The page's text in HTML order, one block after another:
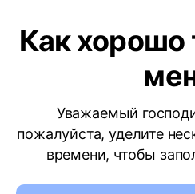
Как хорошо
Уважаемый
пожалуйста, уделите
времени, чтобы